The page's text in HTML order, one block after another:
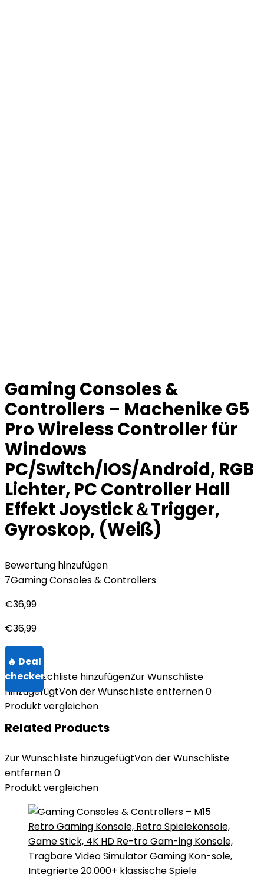
Gaming Consoles &
Controllers – Machenike G5
Pro Wireless Controller für
Windows
PC/Switch/IOS/Android, RGB
Lichter, PC Controller Hall
Effekt Joystick＆Trigger,
Gyroskop, (Weiß)
Bewertung hinzufügen
7Gaming Consoles & Controllers
€36,99
€36,99
Zur Wunschliste hinzufügenZur Wunschliste
hinzugefügtVon der Wunschliste entfernen0
Produkt vergleichen
Related Products
Zur Wunschliste hinzugefügtVon der Wunschliste
entfernen0
Produkt vergleichen